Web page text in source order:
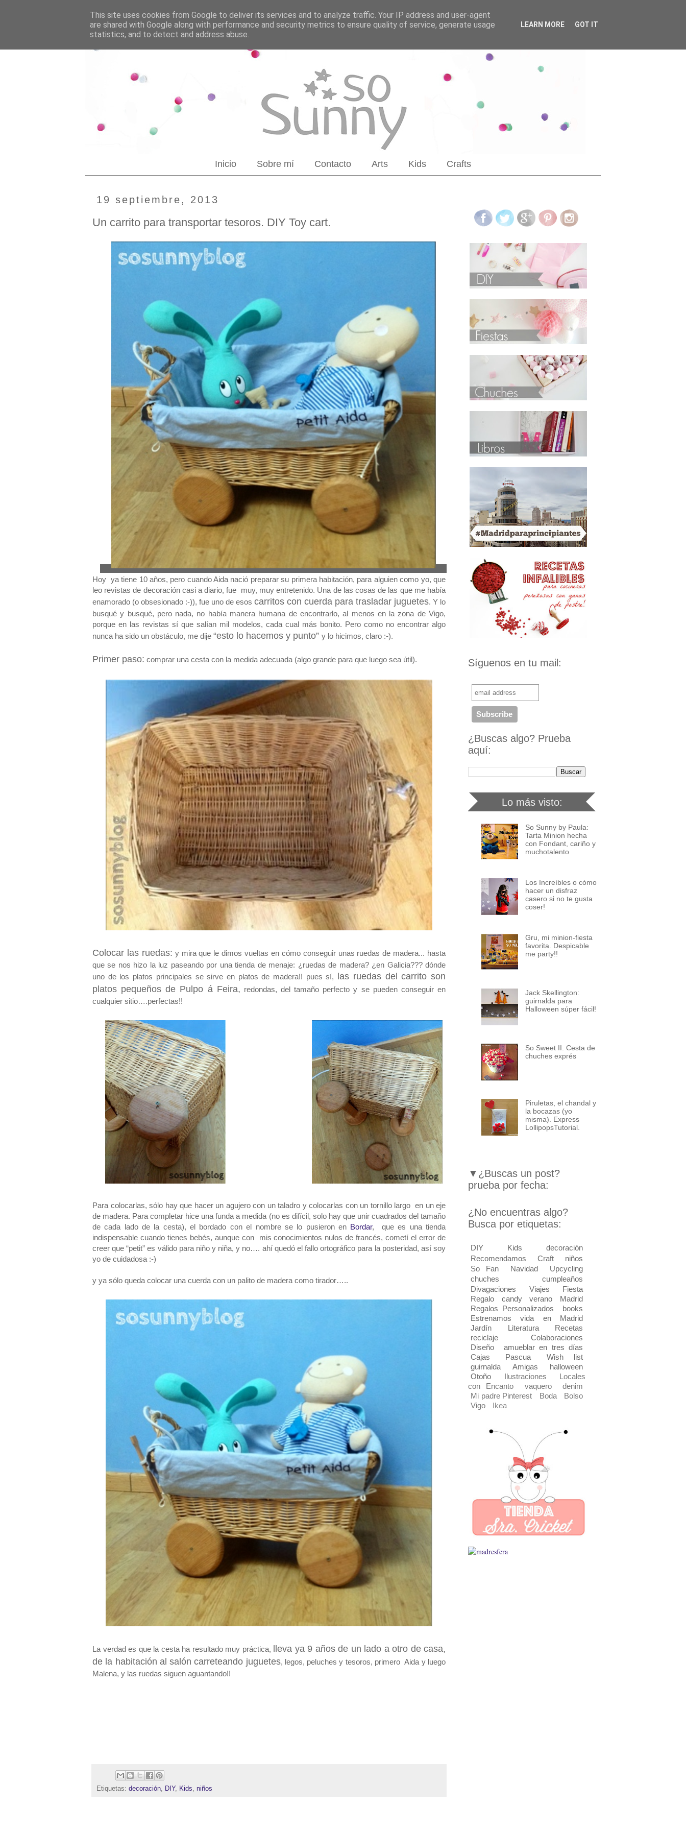
Inicio Sobre mí Contacto Arts Kids Crafts
19 septiembre, 2013
Un carrito para transportar tesoros. DIY Toy cart.
Hoy ya tiene 10 años, pero cuando Aida nació preparar su primera habitación, para alguien como yo, que
leo revistas de decoración casi a diario, fue muy, muy entretenido. Una de las cosas de las que me había
enamorado (o obsesionado :-)), fue uno de esos carritos con cuerda para trasladar juguetes. Y lo
busqué y busqué, pero nada, no había manera humana de encontrarlo, al menos en la zona de Vigo,
porque en las revistas sí que salían mil modelos, cada cual más bonito. Pero como no encontrar algo
nunca ha sido un obstáculo, me dije “esto lo hacemos y punto” y lo hicimos, claro :-).
Primer paso: comprar una cesta con la medida adecuada (algo grande para que luego sea útil).
Colocar las ruedas: y mira que le dimos vueltas en cómo conseguir unas ruedas de madera... hasta
que se nos hizo la luz paseando por una tienda de menaje: ¿ruedas de madera? ¿en Galicia??? dónde
uno de los platos principales se sirve en platos de madera!! pues sí,
las ruedas del carrito son
platos pequeños de Pulpo á Feira, redondas, del tamaño perfecto y se pueden conseguir en
cualquier sitio….perfectas!!
Para colocarlas, sólo hay que hacer un agujero con un taladro y colocarlas con un tornillo largo en un eje
de madera. Para completar hice una funda a medida (no es difícil, solo hay que unir cuadrados del tamaño
de cada lado de la cesta), el bordado con el nombre se lo pusieron en Bordar, que es una tienda
indispensable cuando tienes bebés, aunque con mis conocimientos nulos de francés, cometí el error de
creer que “petit” es válido para niño y niña, y no…. ahí quedó el fallo ortográfico para la posteridad, así soy
yo de cuidadosa :-)
y ya sólo queda colocar una cuerda con un palito de madera como tirador…..
La verdad es que la cesta ha resultado muy práctica,
lleva ya 9 años de un lado a otro de casa,
de la habitación al salón carreteando juguetes, legos, peluches y tesoros, primero Aida y luego
Malena, y las ruedas siguen aguantando!!
Etiquetas: decoración DIY, Kids niños
Síguenos en tu mail:
¿Buscas algo? Prueba
aquí:
Lo más visto:
So Sunny by Paula:
Tarta Minion hecha
con Fondant, cariño y
muchotalento
Los Increíbles o cómo
hacer un disfraz
casero si no te gusta
coser!
Gru, mi minion-fiesta
favorita. Despicable
me party!!
Jack Skellington:
guirnalda para
Halloween súper fácil!
So Sweet II. Cesta de
chuches exprés
Piruletas, el chandal y
la bocazas (yo
misma). Express
LollipopsTutorial.
▼¿Buscas un post?
prueba por fecha:
¿No encuentras algo?
Busca por etiquetas:
DIY Kids
decoración
Recomendamos
Craft
niños
So Fan
Navidad
Upcycling
chuches
cumpleaños
Divagaciones
Viajes
Fiesta
Regalo
candy verano
Madrid
Regalos Personalizados
books
Estrenamos vida en Madrid
Jardín
Literatura
Recetas
reciclaje
Colaboraciones
Diseño
amueblar en tres días
Cajas
Pascua
Wish list
guirnalda
Amigas
halloween
Otoño
Ilustraciones
Locales
con Encanto
vaquero
denim
Mi padre Pinterest
Boda
Bolso
Vigo
Ikea
This site uses cookies from Google to deliver its services and to analyze traffic. Your IP address and user-agent
are shared with Google along with performance and security metrics to ensure quality of service, generate usage
statistics, and to detect and address abuse.
LEARN MORE GOT IT